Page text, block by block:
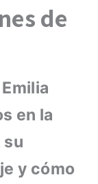
de
Emilia
en la
su
y cómo